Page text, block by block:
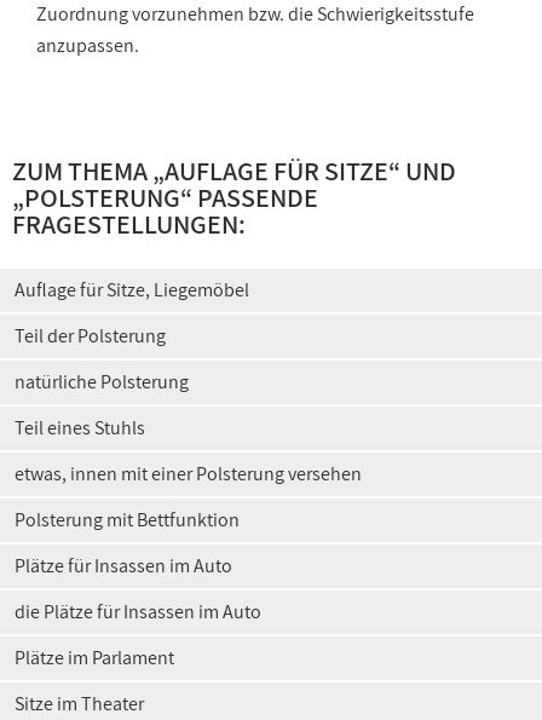
Zuordnung vorzunehmen bzw. die Schwierigkeitsstufe
anzupassen.
ZUM THEMA „AUFLAGE FÜR SITZE“ UND
„POLSTERUNG“ PASSENDE
FRAGESTELLUNGEN:
Auflage für Sitze, Liegemöbel
Teil der Polsterung
natürliche Polsterung
Teil eines Stuhls
etwas, innen mit einer Polsterung versehen
Polsterung mit Bettfunktion
Plätze für Insassen im Auto
die Plätze für Insassen im Auto
Plätze im Parlament
Sitze im Theater